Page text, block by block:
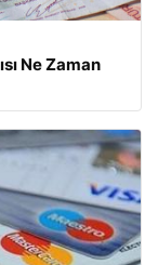
Ne Zaman